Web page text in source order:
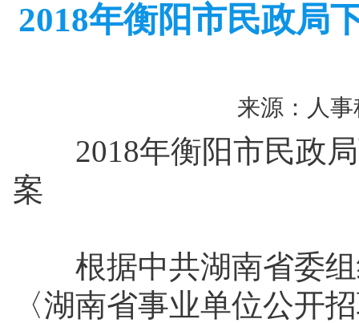
2018年衡阳市民政局
来源：人事
2018年衡阳市民政局
案
根据中共湖南省委组
〈湖南省事业单位公开